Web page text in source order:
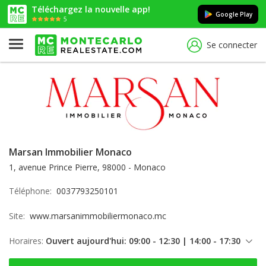
Téléchargez la nouvelle app!
5
Google Play
Se connecter
Marsan Immobilier Monaco
1, avenue Prince Pierre, 98000 - Monaco
Téléphone: 0037793250101
Site: www.marsanimmobiliermonaco.mc
Horaires: Ouvert aujourd'hui: 09:00 - 12:30 | 14:00 - 17:30
vendredi: 09:00 - 12:30 | 14:00 - 17:30